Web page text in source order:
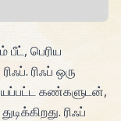
பீட், பெரிய
ரிஃப் ஒரு
கண்களுடன்,
ரிஃப்